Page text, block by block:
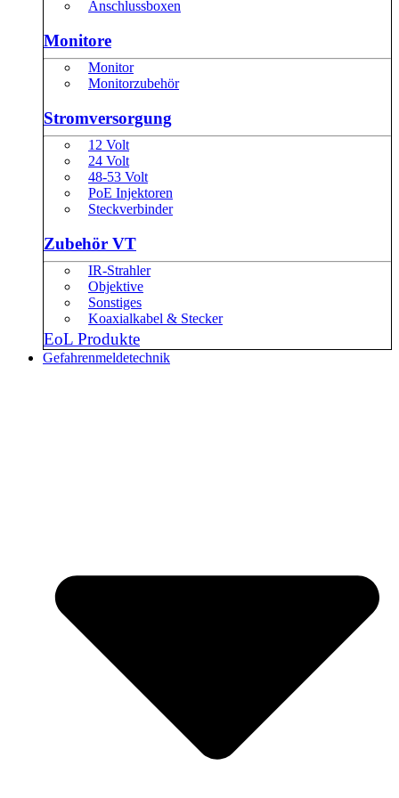
Anschlussboxen
Monitore
Monitor
Monitorzubehör
Stromversorgung
12 Volt
24 Volt
48-53 Volt
PoE Injektoren
Steckverbinder
Zubehör VT
IR-Strahler
Objektive
Sonstiges
Koaxialkabel & Stecker
EoL Produkte
Gefahrenmeldetechnik